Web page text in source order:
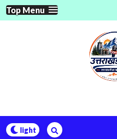
Skip
to
Top Menu